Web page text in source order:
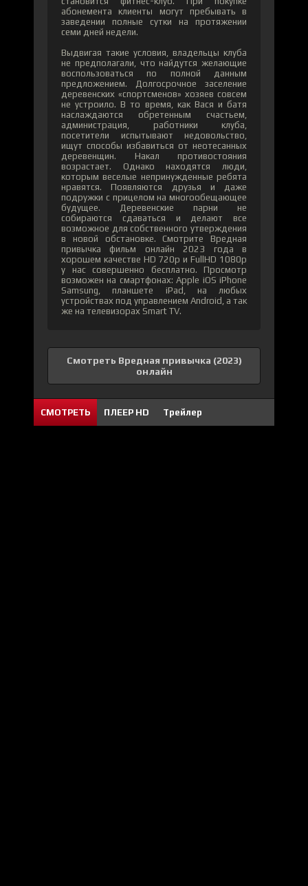
абонемента клиенты могут пребывать в
заведении полные сутки на протяжении
семи дней недели.
Выдвигая такие условия, владельцы клуба
не предполагали, что найдутся желающие
воспользоваться по полной данным
предложением. Долгосрочное заселение
деревенских «спортсменов» хозяев совсем
не устроило. В то время, как Вася и батя
наслаждаются обретенным счастьем,
администрация, работники клуба,
посетители испытывают недовольство,
ищут способы избавиться от неотесанных
деревенщин. Накал противостояния
возрастает. Однако находятся люди,
которым веселые непринужденные ребята
нравятся. Появляются друзья и даже
подружки с прицелом на многообещающее
будущее. Деревенские парни не
собираются сдаваться и делают все
возможное для собственного утверждения
в новой обстановке. Смотрите Вредная
привычка фильм онлайн 2023 года в
хорошем качестве HD 720p и FullHD 1080p
у нас совершенно бесплатно. Просмотр
возможен на смартфонах: Apple iOS iPhone
Samsung, планшете iPad, на любых
устройствах под управлением Android, а так
же на телевизорах Smart TV.
Смотреть Вредная привычка (2023)
онлайн
СМОТРЕТЬ ПЛЕЕР HD Трейлер